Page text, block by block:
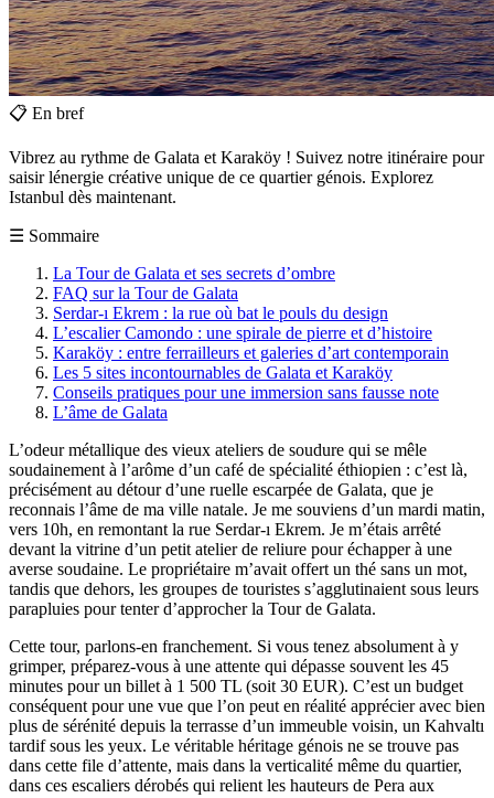
📋 En bref
Vibrez au rythme de Galata et Karaköy ! Suivez notre itinéraire pour
saisir lénergie créative unique de ce quartier génois. Explorez
Istanbul dès maintenant.
☰ Sommaire
La Tour de Galata et ses secrets d’ombre
FAQ sur la Tour de Galata
Serdar-ı Ekrem : la rue où bat le pouls du design
L’escalier Camondo : une spirale de pierre et d’histoire
Karaköy : entre ferrailleurs et galeries d’art contemporain
Les 5 sites incontournables de Galata et Karaköy
Conseils pratiques pour une immersion sans fausse note
L’âme de Galata
L’odeur métallique des vieux ateliers de soudure qui se mêle
soudainement à l’arôme d’un café de spécialité éthiopien : c’est là,
précisément au détour d’une ruelle escarpée de Galata, que je
reconnais l’âme de ma ville natale. Je me souviens d’un mardi matin,
vers 10h, en remontant la rue Serdar-ı Ekrem. Je m’étais arrêté
devant la vitrine d’un petit atelier de reliure pour échapper à une
averse soudaine. Le propriétaire m’avait offert un thé sans un mot,
tandis que dehors, les groupes de touristes s’agglutinaient sous leurs
parapluies pour tenter d’approcher la Tour de Galata.
Cette tour, parlons-en franchement. Si vous tenez absolument à y
grimper, préparez-vous à une attente qui dépasse souvent les 45
minutes pour un billet à 1 500 TL (soit 30 EUR). C’est un budget
conséquent pour une vue que l’on peut en réalité apprécier avec bien
plus de sérénité depuis la terrasse d’un immeuble voisin, un Kahvaltı
tardif sous les yeux. Le véritable héritage génois ne se trouve pas
dans cette file d’attente, mais dans la verticalité même du quartier,
dans ces escaliers dérobés qui relient les hauteurs de Pera aux